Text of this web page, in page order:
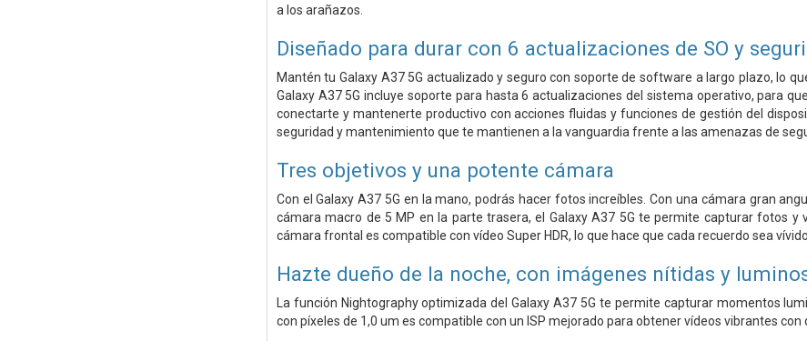
a los arañazos.
Diseñado para durar con 6 actualizaciones de SO y
Mantén tu Galaxy A37 5G actualizado y seguro con soporte de software a largo plazo, lo
Galaxy A37 5G incluye soporte para hasta 6 actualizaciones del sistema operativo, para
conectarte y mantenerte productivo con acciones fluidas y funciones de gestión del
seguridad y mantenimiento que te mantienen a la vanguardia frente a las amenazas de
Tres objetivos y una potente cámara
Con el Galaxy A37 5G en la mano, podrás hacer fotos increíbles. Con una cámara gran
cámara macro de 5 MP en la parte trasera, el Galaxy A37 5G te permite capturar fotos
cámara frontal es compatible con vídeo Super HDR, lo que hace que cada recuerdo sea
Hazte dueño de la noche, con imágenes nítidas y
La función Nightography optimizada del Galaxy A37 5G te permite capturar momentos
con píxeles de 1,0 um es compatible con un ISP mejorado para obtener vídeos vibrantes con